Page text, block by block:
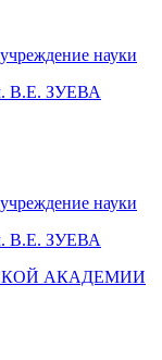
науки
В.Е. ЗУЕВА
науки
В.Е. ЗУЕВА
АКАДЕМИИ